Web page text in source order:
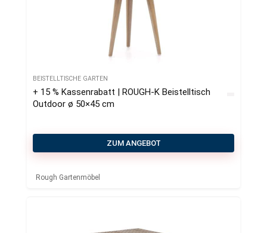
BEISTELLTISCHE GARTEN
+ 15 % Kassenrabatt | ROUGH-K Beistelltisch
Outdoor ø 50×45 cm
ZUM ANGEBOT
Rough Gartenmöbel